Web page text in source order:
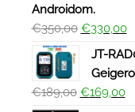
Androidom.
€350,00 €330,00
JT-
€189,00 €169,00